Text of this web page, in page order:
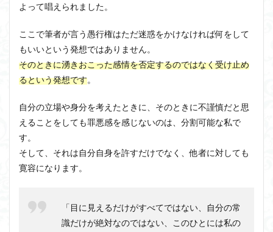
よって唱えられました。
ここで筆者が言う愚行権はただ迷惑をかけなければ何をして
もいいという発想ではありません。
そのときに湧きおこった感情を否定するのではなく受け止め
るという発想です。
自分の立場や身分を考えたときに、そのときに不謹慎だと思
えることをしても罪悪感を感じないのは、分割可能な私で
す。
そして、それは自分自身を許すだけでなく、他者に対しても
寛容になります。
「目に見えるだけがすべてではない、自分の常
識だけが絶対なのではない、このひとには私の